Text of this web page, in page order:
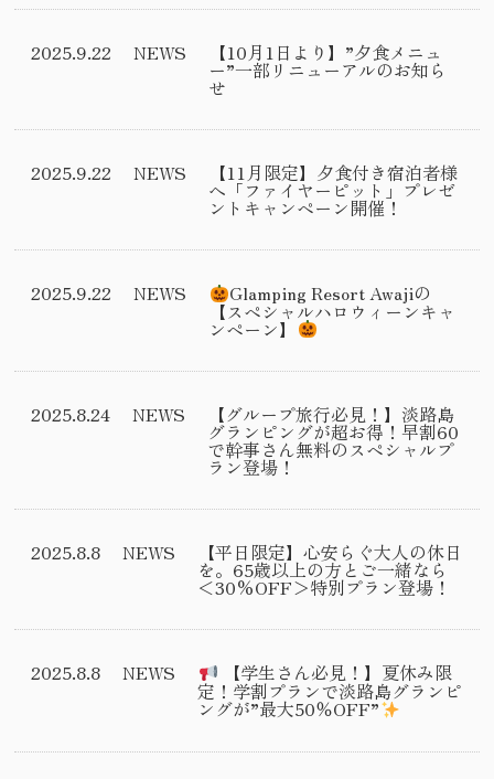
2025.9.22 NEWS 【10月1日より】”夕食メニュ
ー”一部リニューアルのお知ら
せ
2025.9.22 NEWS 【11月限定】夕食付き宿泊者様
へ「ファイヤーピット」プレゼ
ントキャンペーン開催！
2025.9.22 NEWS Glamping Resort Awajiの
【スペシャルハロウィーンキャ
ンペーン】
2025.8.24 NEWS 【グループ旅行必見！】淡路島
グランピングが超お得！早割60
で幹事さん無料のスペシャルプ
ラン登場！
2025.8.8 NEWS 【平日限定】心安らぐ大人の休日
を。65歳以上の方とご一緒なら
＜30%OFF＞特別プラン登場！
2025.8.8 NEWS 【学生さん必見！】夏休み限
定！学割プランで淡路島グランピ
ングが”最大50％OFF”